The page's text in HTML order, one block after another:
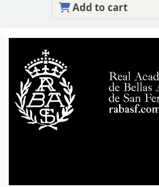
Add to cart